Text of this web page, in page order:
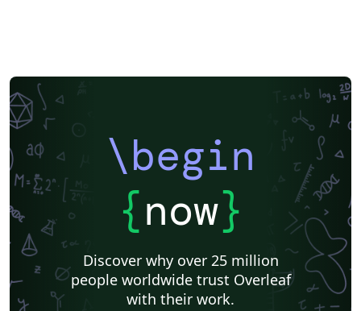
\begin
{now}
Discover why over 25 million
people worldwide trust Overleaf
with their work.